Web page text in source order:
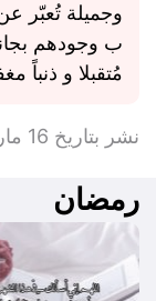
وجميلة تُعبّر
ب وجودهم
مُتقبلا و ذنباً
نشر بتاريخ 16 مارس، 2023
رمضان